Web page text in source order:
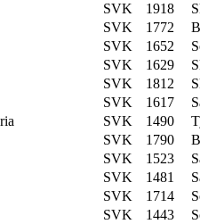
SVK 1918
SVK 1772
SVK 1652
SVK 1629
SVK 1812
SVK 1617
SVK 1490
SVK 1790
SVK 1523
SVK 1481
SVK 1714
SVK 1443